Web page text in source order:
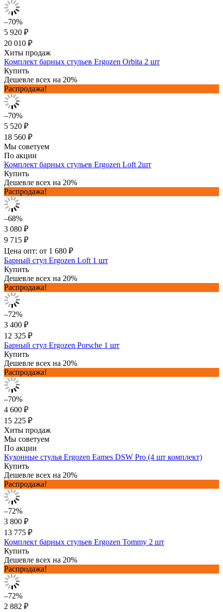
–70%
5 920 ₽
20 010 ₽
Хиты продаж
Комплект барных стульев Ergozen Orbita 2 шт
Купить
Дешевле всех на 20%
Распродажа!
–70%
5 520 ₽
18 560 ₽
Мы советуем
По акции
Комплект барных стульев Ergozen Loft 2шт
Купить
Дешевле всех на 20%
Распродажа!
–68%
3 080 ₽
9 715 ₽
Цена опт: от 1 680 ₽
Барный стул Ergozen Loft 1 шт
Купить
Дешевле всех на 20%
Распродажа!
–72%
3 400 ₽
12 325 ₽
Барный стул Ergozen Porsche 1 шт
Купить
Дешевле всех на 20%
Распродажа!
–70%
4 600 ₽
15 225 ₽
Хиты продаж
Мы советуем
По акции
Кухонные стулья Ergozen Eames DSW Pro (4 шт комплект)
Купить
Дешевле всех на 20%
Распродажа!
–72%
3 800 ₽
13 775 ₽
Комплект барных стульев Ergozen Tommy 2 шт
Купить
Дешевле всех на 20%
Распродажа!
–72%
2 882 ₽